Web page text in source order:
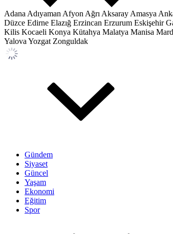
Adana Adıyaman Afyon Ağrı Aksaray Amasya
Düzce Edirne Elazığ Erzincan Erzurum Eskişehir
Kilis Kocaeli Konya Kütahya Malatya Manisa
Yalova Yozgat Zonguldak
Gündem
Siyaset
Güncel
Yaşam
Ekonomi
Eğitim
Spor